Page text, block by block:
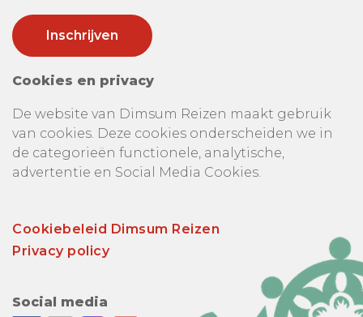
Cookies en privacy
De website van Dimsum Reizen maakt gebruik
van cookies. Deze cookies onderscheiden we in
de categorieën functionele, analytische,
advertentie en Social Media Cookies.
Cookiebeleid Dimsum Reizen
Privacy policy
Social media